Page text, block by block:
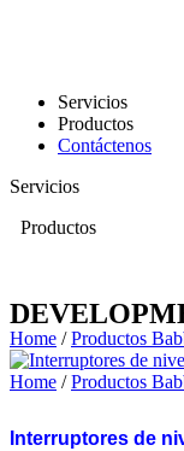
Servicios
Productos
Contáctenos
Servicios
Productos
Home /Productos
Home /Productos
Interruptores de